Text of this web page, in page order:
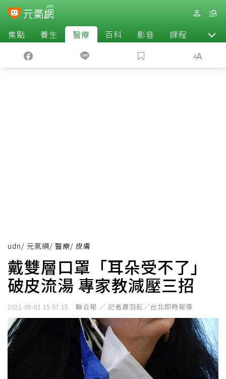
焦點 養生 醫療 百科 影音 課程 退休
udn/ 元氣網/ 醫療/ 皮膚
戴雙層口罩「耳朵受不了」
破皮流湯 專家教減壓三招
2021-09-01 15:57:15 聯合報 ／ 記者蕭羽耘／台北即時報導